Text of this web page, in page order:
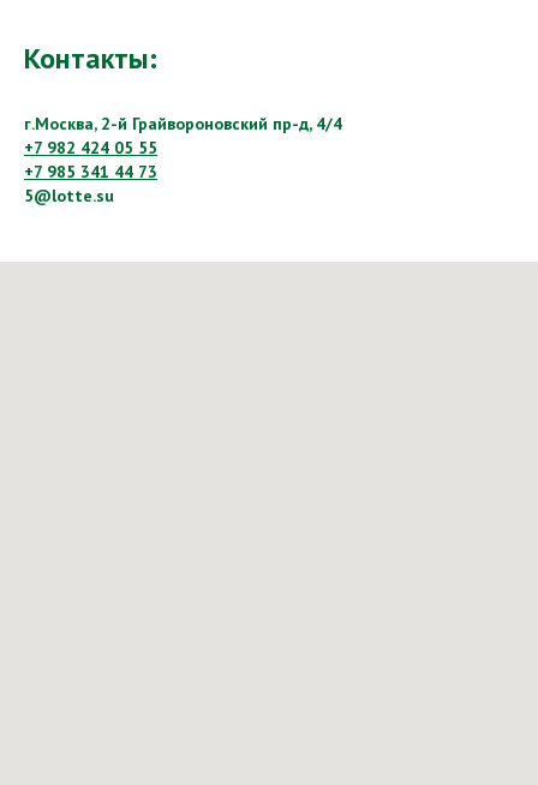
Контакты:
г.Москва, 2-й Грайвороновский пр-д, 4/4
+7 982 424 05 55
+7 985 341 44 73
5@lotte.su